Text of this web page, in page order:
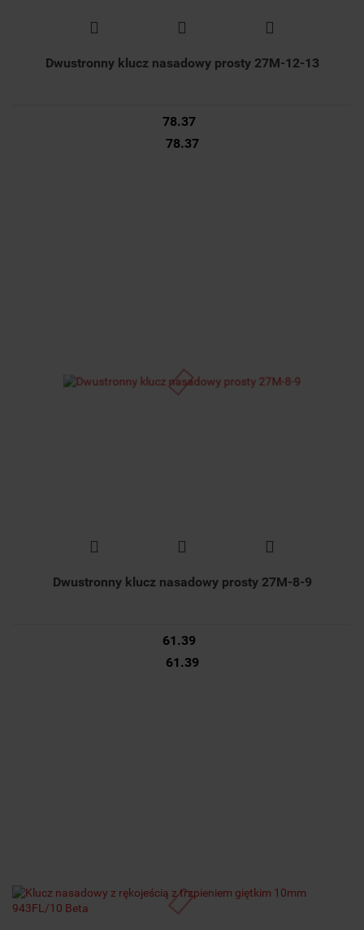
Dwustronny klucz nasadowy prosty 27M-12-13
78.37
78.37
Dwustronny klucz nasadowy prosty 27M-8-9
61.39
61.39